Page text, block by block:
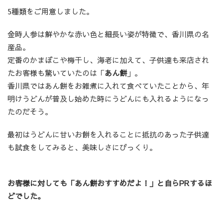
5種類をご用意しました。
金時人参は鮮やかな赤い色と細長い姿が特徴で、香川県の名
産品。
定番のかまぼこや梅干し、海老に加えて、子供達も来店され
たお客様も驚いていたのは「あん餅」。
香川県ではあん餅をお雑煮に入れて食べていたことから、年
明けうどんが普及し始めた時にうどんにも入れるようになっ
たのだそう。
最初はうどんに甘いお餅を入れることに抵抗のあった子供達
も試食をしてみると、美味しさにびっくり。
お客様に対しても「あん餅おすすめだよ！」と自らPRするほ
どでした。